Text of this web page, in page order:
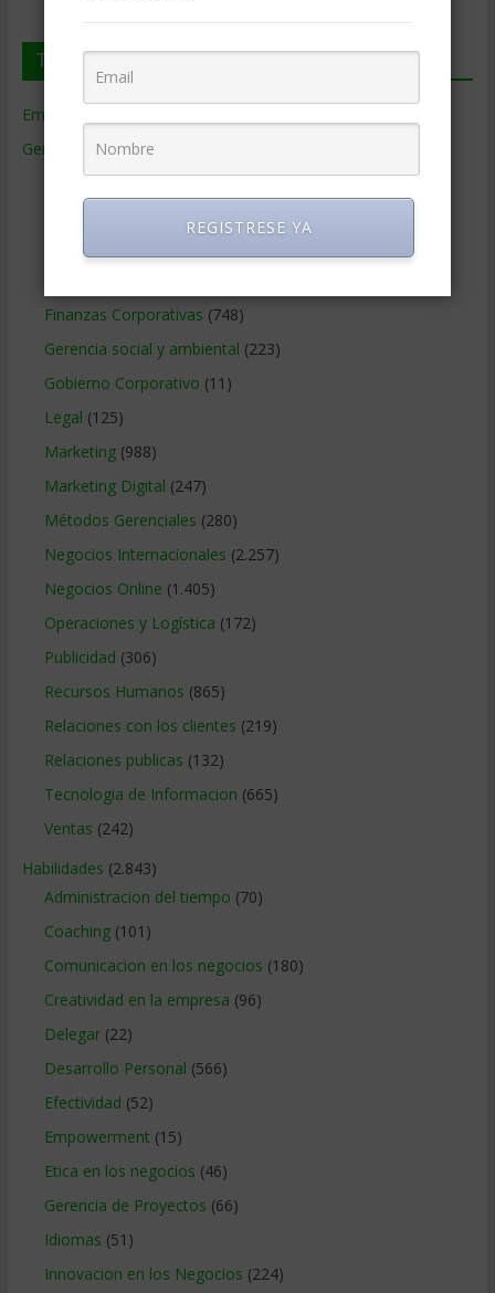
Temas de Gerencia
Empresas de Gerencia
Gerencia
(9.477)
Ciencias Económicas(80)
Finanzas Corporativas (748)
Gerencia social y ambiental (223)
Gobierno Corporativo (11)
Legal (125)
Marketing(988)
Marketing Digital (247)
Métodos Gerenciales (280)
Negocios Internacionales (2.257)
Negocios Online (1.405)
Operaciones y Logística (172)
Publicidad (306)
Recursos Humanos (865)
Relaciones con los clientes (219)
Relaciones publicas (132)
Tecnologia de Informacion (665)
Ventas (242)
Habilidades (2.843)
Administracion del tiempo (70)
Coaching(101)
Comunicacion en los negocios (180)
Creatividad en la empresa (96)
Delegar(22)
Desarrollo Personal (566)
Efectividad (52)
Empowerment (15)
Etica en los negocios (46)
Gerencia de Proyectos (66)
Idiomas (51)
Innovacion en los Negocios (224)
REGISTRESE YA